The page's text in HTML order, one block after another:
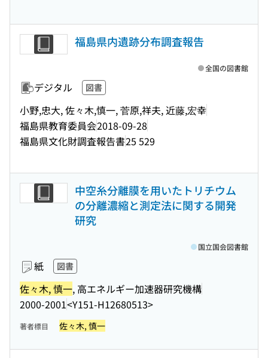
福島県内遺跡分布調査報告
デジタル 図書
小野,忠大, 佐々木,慎一, 菅原,祥夫, 近藤,宏幸
福島県教育委員会2018-09-28
福島県文化財調査報告書25 529
全国の図書館
中空糸分離膜を用いたトリチウム
の分離濃縮と測定法に関する開発
研究
紙 図書
佐々木, 慎一, 高エネルギー加速器研究機構
2000-2001<Y151-H12680513>
国立国会図書館
著者標目 佐々木, 慎一